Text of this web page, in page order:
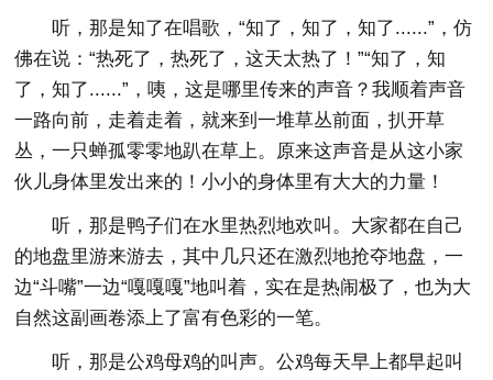
听，那是知了在唱歌，“知了，知了，知了......”，仿
佛在说：“热死了，热死了，这天太热了！”“知了，知
了，知了......”，咦，这是哪里传来的声音？我顺着声音
一路向前，走着走着，就来到一堆草丛前面，扒开草
丛，一只蝉孤零零地趴在草上。原来这声音是从这小家
伙儿身体里发出来的！小小的身体里有大大的力量！
听，那是鸭子们在水里热烈地欢叫。大家都在自己
的地盘里游来游去，其中几只还在激烈地抢夺地盘，一
边“斗嘴”一边“嘎嘎嘎”地叫着，实在是热闹极了，也为大
自然这副画卷添上了富有色彩的一笔。
听，那是公鸡母鸡的叫声。公鸡每天早上都早起叫